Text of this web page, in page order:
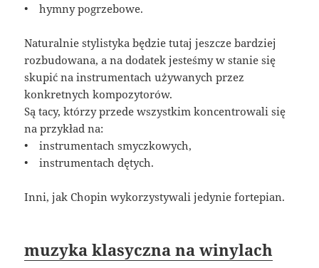
• hymny pogrzebowe.
Naturalnie stylistyka będzie tutaj jeszcze bardziej
rozbudowana, a na dodatek jesteśmy w stanie się
skupić na instrumentach używanych przez
konkretnych kompozytorów.
Są tacy, którzy przede wszystkim koncentrowali się
na przykład na:
• instrumentach smyczkowych,
• instrumentach dętych.
Inni, jak Chopin wykorzystywali jedynie fortepian.
muzyka klasyczna na winylach